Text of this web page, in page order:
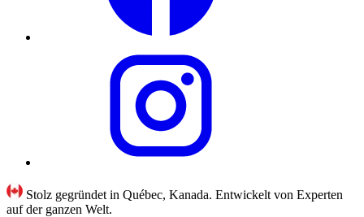
Stolz gegründet in Québec, Kanada. Entwickelt von Experten
auf der ganzen Welt.